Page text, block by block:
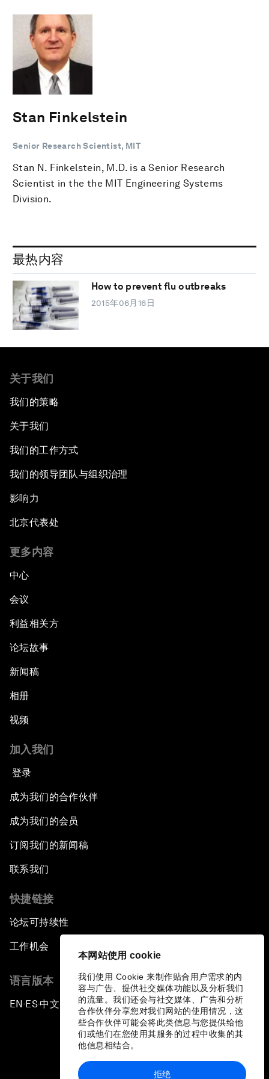
本网站使用 cookie
我们使用 Cookie 来制作贴合用户需求的内
容与广告、提供社交媒体功能以及分析我们
的流量。我们还会与社交媒体、广告和分析
合作伙伴分享您对我们网站的使用情况，这
些合作伙伴可能会将此类信息与您提供给他
们或他们在您使用其服务的过程中收集的其
他信息相结合。
拒绝
Stan Finkelstein
Senior Research Scientist, MIT
Stan N. Finkelstein, M.D. is a Senior Research
Scientist in the the MIT Engineering Systems
Division.
最热内容
How to prevent flu outbreaks
2015年06月16日
关于我们
我们的策略
关于我们
我们的工作方式
我们的领导团队与组织治理
影响力
北京代表处
更多内容
中心
会议
利益相关方
论坛故事
新闻稿
相册
视频
加入我们
登录
成为我们的合作伙伴
成为我们的会员
订阅我们的新闻稿
联系我们
快捷链接
论坛可持续性
工作机会
语言版本
EN ▪ES▪中文▪ 日本語